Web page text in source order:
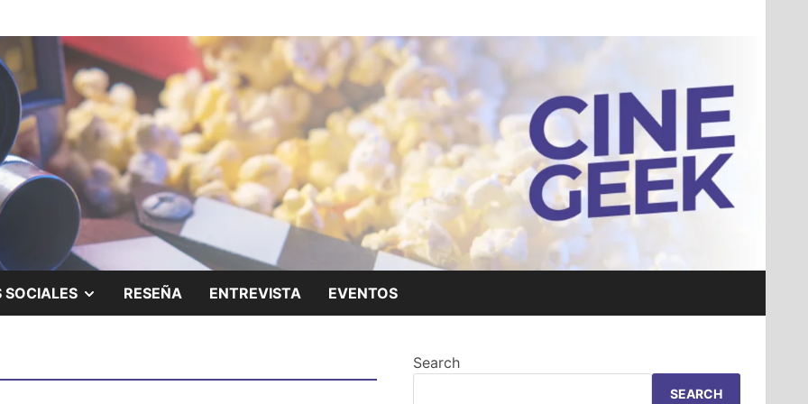
SOCIALES SHOW
MENU
RESEÑA ENTREVISTA EVENTOS
Search
SEARCH